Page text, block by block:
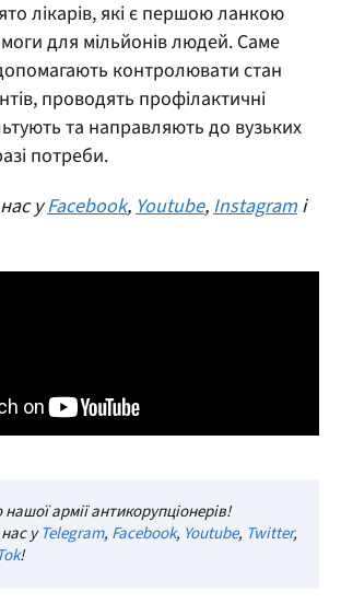
лікарів, які є першою ланкою
для мільйонів людей. Саме
допомагають контролювати стан
проводять профілактичні
та направляють до вузьких
потреби.
уFacebook,Youtube,Instagram і
армії антикорупціонерів!
уTelegram, Facebook, Youtube, Twitter,
!